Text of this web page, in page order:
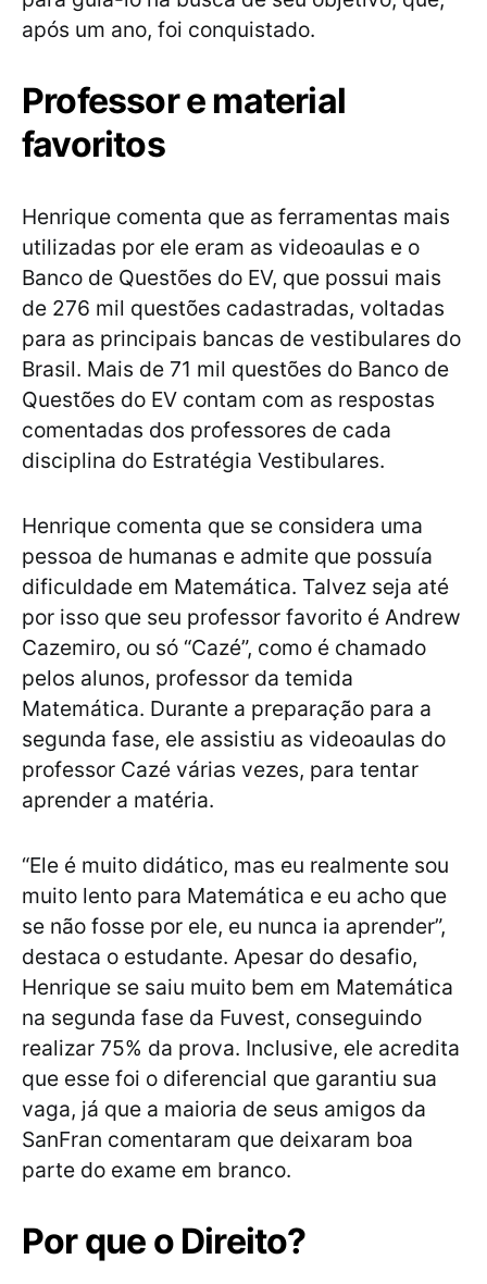
após um ano, foi conquistado.
Professor e material
favoritos
Henrique comenta que as ferramentas mais
utilizadas por ele eram as videoaulas e o
Banco de Questões do EV, que possui mais
de 276 mil questões cadastradas, voltadas
para as principais bancas de vestibulares do
Brasil. Mais de 71 mil questões do Banco de
Questões do EV contam com as respostas
comentadas dos professores de cada
disciplina do Estratégia Vestibulares.
Henrique comenta que se considera uma
pessoa de humanas e admite que possuía
dificuldade em Matemática. Talvez seja até
por isso que seu professor favorito é Andrew
Cazemiro, ou só “Cazé”, como é chamado
pelos alunos, professor da temida
Matemática. Durante a preparação para a
segunda fase, ele assistiu as videoaulas do
professor Cazé várias vezes, para tentar
aprender a matéria.
“Ele é muito didático, mas eu realmente sou
muito lento para Matemática e eu acho que
se não fosse por ele, eu nunca ia aprender”,
destaca o estudante. Apesar do desafio,
Henrique se saiu muito bem em Matemática
na segunda fase da Fuvest, conseguindo
realizar 75% da prova. Inclusive, ele acredita
que esse foi o diferencial que garantiu sua
vaga, já que a maioria de seus amigos da
SanFran comentaram que deixaram boa
parte do exame em branco.
Por que o Direito?